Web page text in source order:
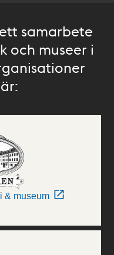
samarbete
och museer i
& museum